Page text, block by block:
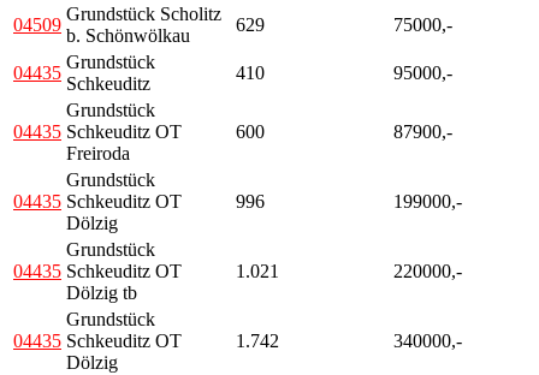
04509
Grundstück Scholitz
b. Schönwölkau
629 75000,-
04435
Grundstück
Schkeuditz
410 95000,-
04435
Grundstück
Schkeuditz OT
Freiroda
600 87900,-
04435
Grundstück
Schkeuditz OT
Dölzig
996 199000,-
04435
Grundstück
Schkeuditz OT
Dölzig tb
1.021 220000,-
04435
Grundstück
Schkeuditz OT
Dölzig
1.742 340000,-